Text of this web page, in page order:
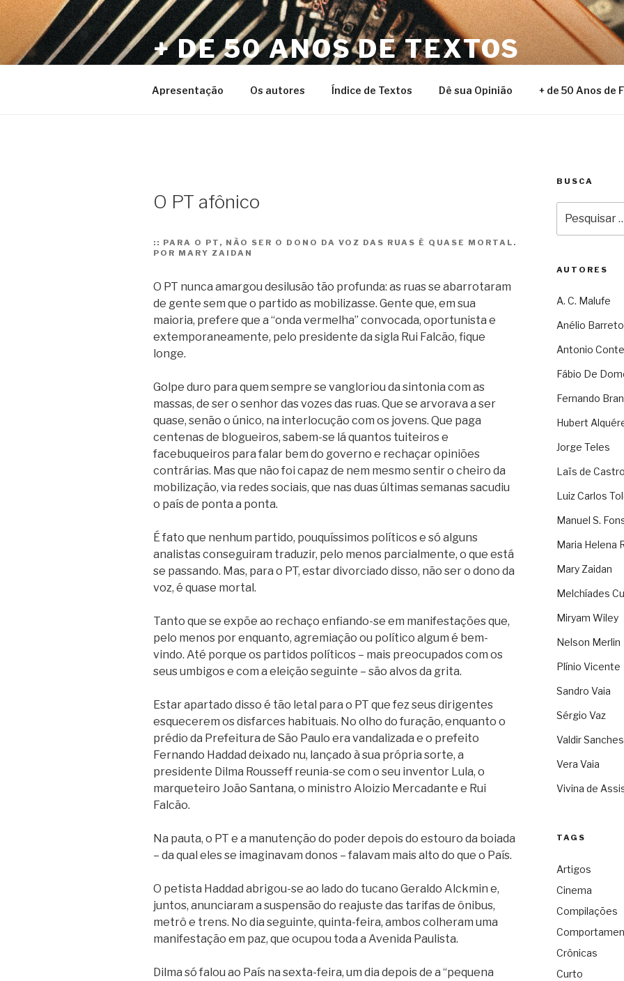
Pular
para
o
conteúdo
+ DE 50 ANOS DE TEXTOS
Apresentação Os autores Índice de Textos Dê sua Opinião + de 50 Anos de
O PT afônico
:: PARA O PT, NÃO SER O DONO DA VOZ DAS RUAS É QUASE MORTAL.
POR MARY ZAIDAN
O PT nunca amargou desilusão tão profunda: as ruas se abarrotaram
de gente sem que o partido as mobilizasse. Gente que, em sua
maioria, prefere que a “onda vermelha” convocada, oportunista e
extemporaneamente, pelo presidente da sigla Rui Falcão, fique
longe.
Golpe duro para quem sempre se vangloriou da sintonia com as
massas, de ser o senhor das vozes das ruas. Que se arvorava a ser
quase, senão o único, na interlocução com os jovens. Que paga
centenas de blogueiros, sabem-se lá quantos tuiteiros e
facebuqueiros para falar bem do governo e rechaçar opiniões
contrárias. Mas que não foi capaz de nem mesmo sentir o cheiro da
mobilização, via redes sociais, que nas duas últimas semanas sacudiu
o país de ponta a ponta.
É fato que nenhum partido, pouquíssimos políticos e só alguns
analistas conseguiram traduzir, pelo menos parcialmente, o que está
se passando. Mas, para o PT, estar divorciado disso, não ser o dono da
voz, é quase mortal.
Tanto que se expõe ao rechaço enfiando-se em manifestações que,
pelo menos por enquanto, agremiação ou político algum é bem-
vindo. Até porque os partidos políticos – mais preocupados com os
seus umbigos e com a eleição seguinte – são alvos da grita.
Estar apartado disso é tão letal para o PT que fez seus dirigentes
esquecerem os disfarces habituais. No olho do furação, enquanto o
prédio da Prefeitura de São Paulo era vandalizada e o prefeito
Fernando Haddad deixado nu, lançado à sua própria sorte, a
presidente Dilma Rousseff reunia-se com o seu inventor Lula, o
marqueteiro João Santana, o ministro Aloizio Mercadante e Rui
Falcão.
Na pauta, o PT e a manutenção do poder depois do estouro da boiada
– da qual eles se imaginavam donos – falavam mais alto do que o País.
O petista Haddad abrigou-se ao lado do tucano Geraldo Alckmin e,
juntos, anunciaram a suspensão do reajuste das tarifas de ônibus,
metrô e trens. No dia seguinte, quinta-feira, ambos colheram uma
manifestação em paz, que ocupou toda a Avenida Paulista.
Dilma só falou ao País na sexta-feira, um dia depois de a “pequena
BUSCA
por:
AUTORES
A. C. Malufe
Anélio Barreto
Antonio
Fábio De
Fernando
Hubert
Jorge Teles
Laïs de Castro
Luiz Carlos
Manuel S.
Maria Helena
Mary Zaidan
Melchíades
Miryam Wiley
Nelson Merlin
Plínio Vicente
Sandro Vaia
Sérgio Vaz
Valdir Sanches
Vera Vaia
Vivina de
TAGS
Artigos
Cinema
Compilações
Crônicas
Curto